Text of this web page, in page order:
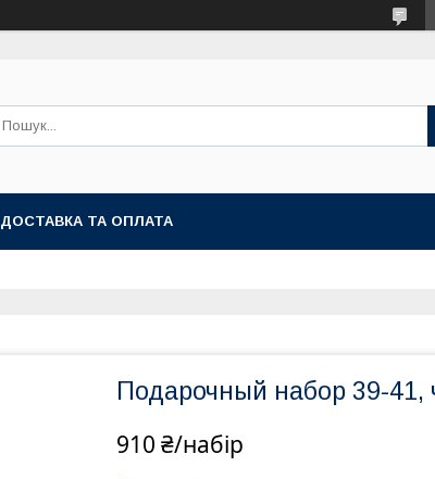
ДОСТАВКА ТА ОПЛАТА
Подарочный набор 39-41,
910 ₴/набір